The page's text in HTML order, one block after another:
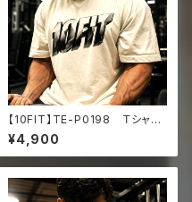
【10FIT】TE-P0198 Ｔシャ
ツ トレーニング 筋トレ 10F
ITアートデザイン Oversize
d faded t-shirt
¥4,900